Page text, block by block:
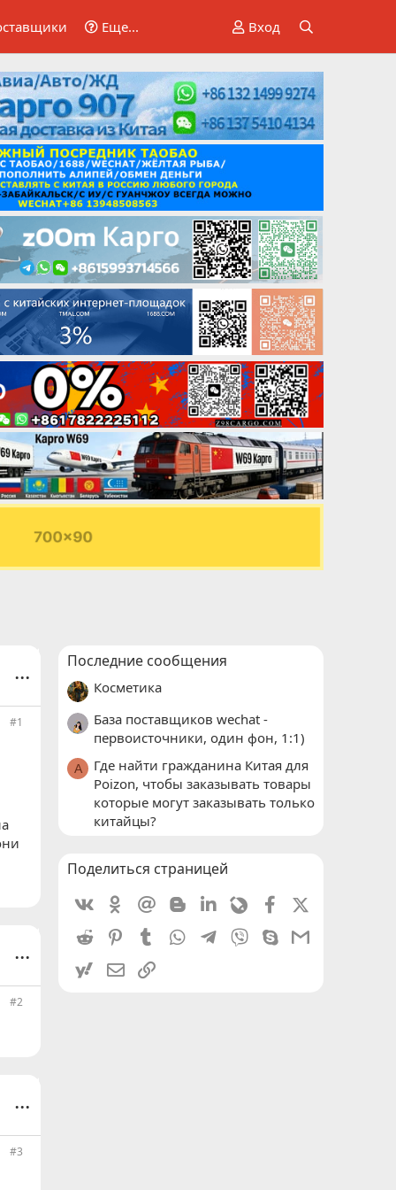
Еще... Вход
...
#1
...
#2
...
#3
Последние сообщения
Косметика
База поставщиков wechat -
первоисточники, один фон, 1:1)
A
Где найти гражданина Китая для
Poizon, чтобы заказывать товары
которые могут заказывать только
китайцы?
Поделиться страницей
VkontakteOdnoklassniki
Mail.ru BloggerLinkedin
LivejournalFacebook
Reddit PinterestTumblr WhatsAppTelegram
Viber SkypeGmail
yahoomailЭлектронная почта